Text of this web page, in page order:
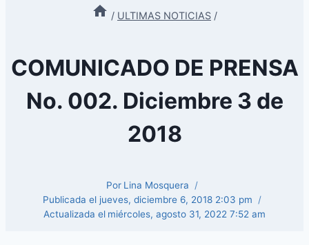
/ ULTIMAS NOTICIAS /
COMUNICADO DE PRENSA
No. 002. Diciembre 3 de
2018
Por Lina Mosquera
Publicada el jueves, diciembre 6, 2018 2:03 pm
Actualizada el miércoles, agosto 31, 2022 7:52 am